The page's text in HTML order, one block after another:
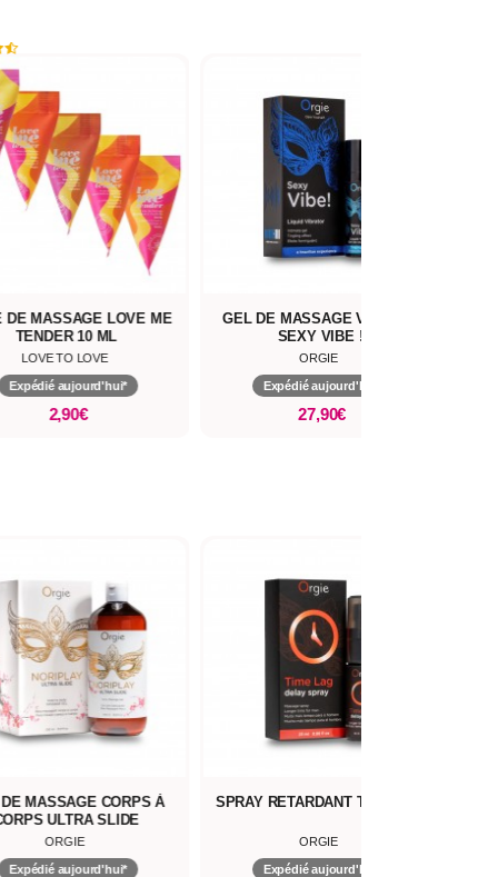
DE MASSAGE LOVE ME
TENDER 10 ML
LOVE TO LOVE
Expédié aujourd'hui*
2,90€
GEL DE MASSAGE VIBRANT
SEXY VIBE !
ORGIE
Expédié aujourd'hui*
27,90€
MASSAGE CORPS À
ULTRA SLIDE
ORGIE
Expédié aujourd'hui*
SPRAY RETARDANT TIME LAG
ORGIE
Expédié aujourd'hui*